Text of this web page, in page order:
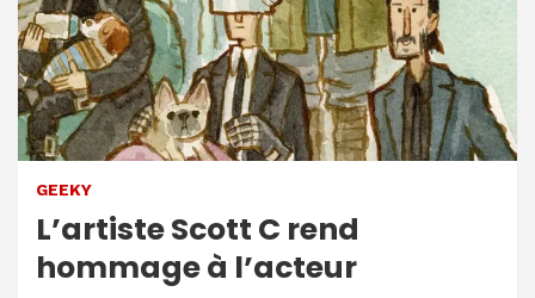
GEEKY
L’artiste Scott C rend
hommage à l’acteur